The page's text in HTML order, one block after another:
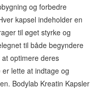
og forbedre
kapsel indeholder en
til øget styrke og
til både begyndere
optimere deres
lette at indtage og
Bodylab Kreatin Kapsler